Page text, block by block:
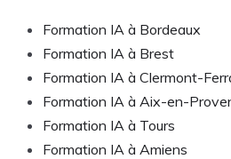
Formation IA à Bordeaux
Formation IA à Brest
Formation IA à Clermont-
Formation IA à Aix-en-
Formation IA à Tours
Formation IA à Amiens